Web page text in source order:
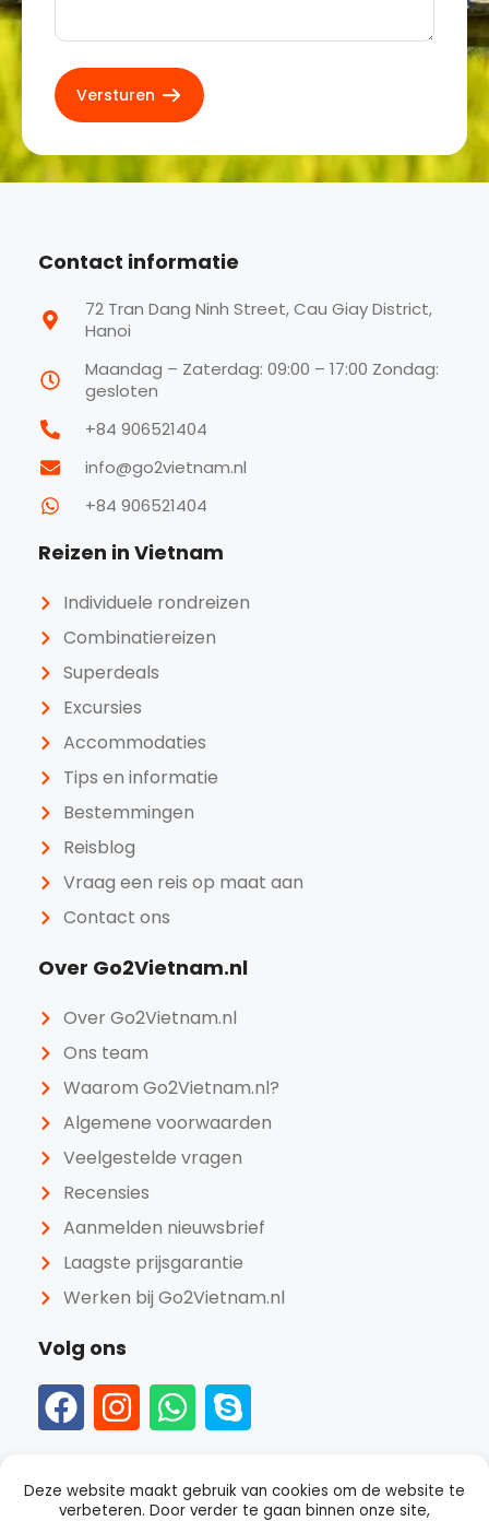
Deze website maakt gebruik van cookies om de website te
verbeteren. Door verder te gaan binnen onze site,
Contact informatie
72 Tran Dang Ninh Street, Cau Giay District,
Hanoi
Maandag – Zaterdag: 09:00 – 17:00 Zondag:
gesloten
+84 906521404
info@go2vietnam.nl
+84 906521404
Reizen in Vietnam
Individuele rondreizen
Combinatiereizen
Superdeals
Excursies
Accommodaties
Tips en informatie
Bestemmingen
Reisblog
Vraag een reis op maat aan
Contact ons
Over Go2Vietnam.nl
Over Go2Vietnam.nl
Ons team
Waarom Go2Vietnam.nl?
Algemene voorwaarden
Veelgestelde vragen
Recensies
Aanmelden nieuwsbrief
Laagste prijsgarantie
Werken bij Go2Vietnam.nl
Volg ons